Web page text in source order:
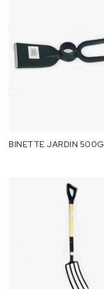
BINETTE JARDIN 500G